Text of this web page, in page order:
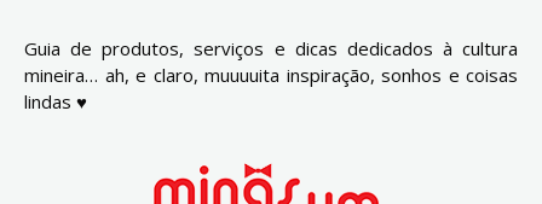
Guia de produtos, serviços e dicas dedicados à cultura
mineira… ah, e claro, muuuuita inspiração, sonhos e coisas
lindas ♥